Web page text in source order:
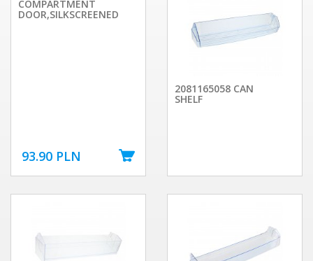
COMPARTMENT
DOOR,SILKSCREENED
93.90 PLN
2081165058 CAN
SHELF